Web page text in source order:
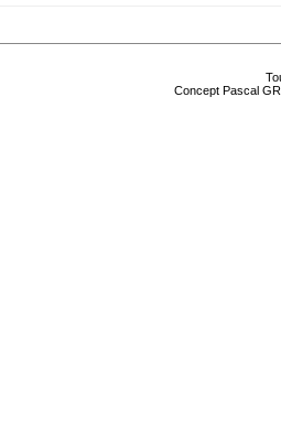
Concept Pascal